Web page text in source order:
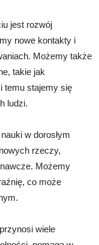
jest rozwój
nowe kontakty i
Możemy także
takie jak
temu stajemy się
ludzi.
w dorosłym
rzeczy,
Możemy
co może
wiele